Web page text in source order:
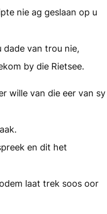
nie ag geslaan op u
dade van trou nie,
by die Rietsee.
wille van die eer van sy
en dit het
laat trek soos oor